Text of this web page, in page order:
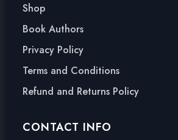
Shop
Book Authors
Privacy Policy
Terms and Conditions
Refund and Returns Policy
CONTACT INFO